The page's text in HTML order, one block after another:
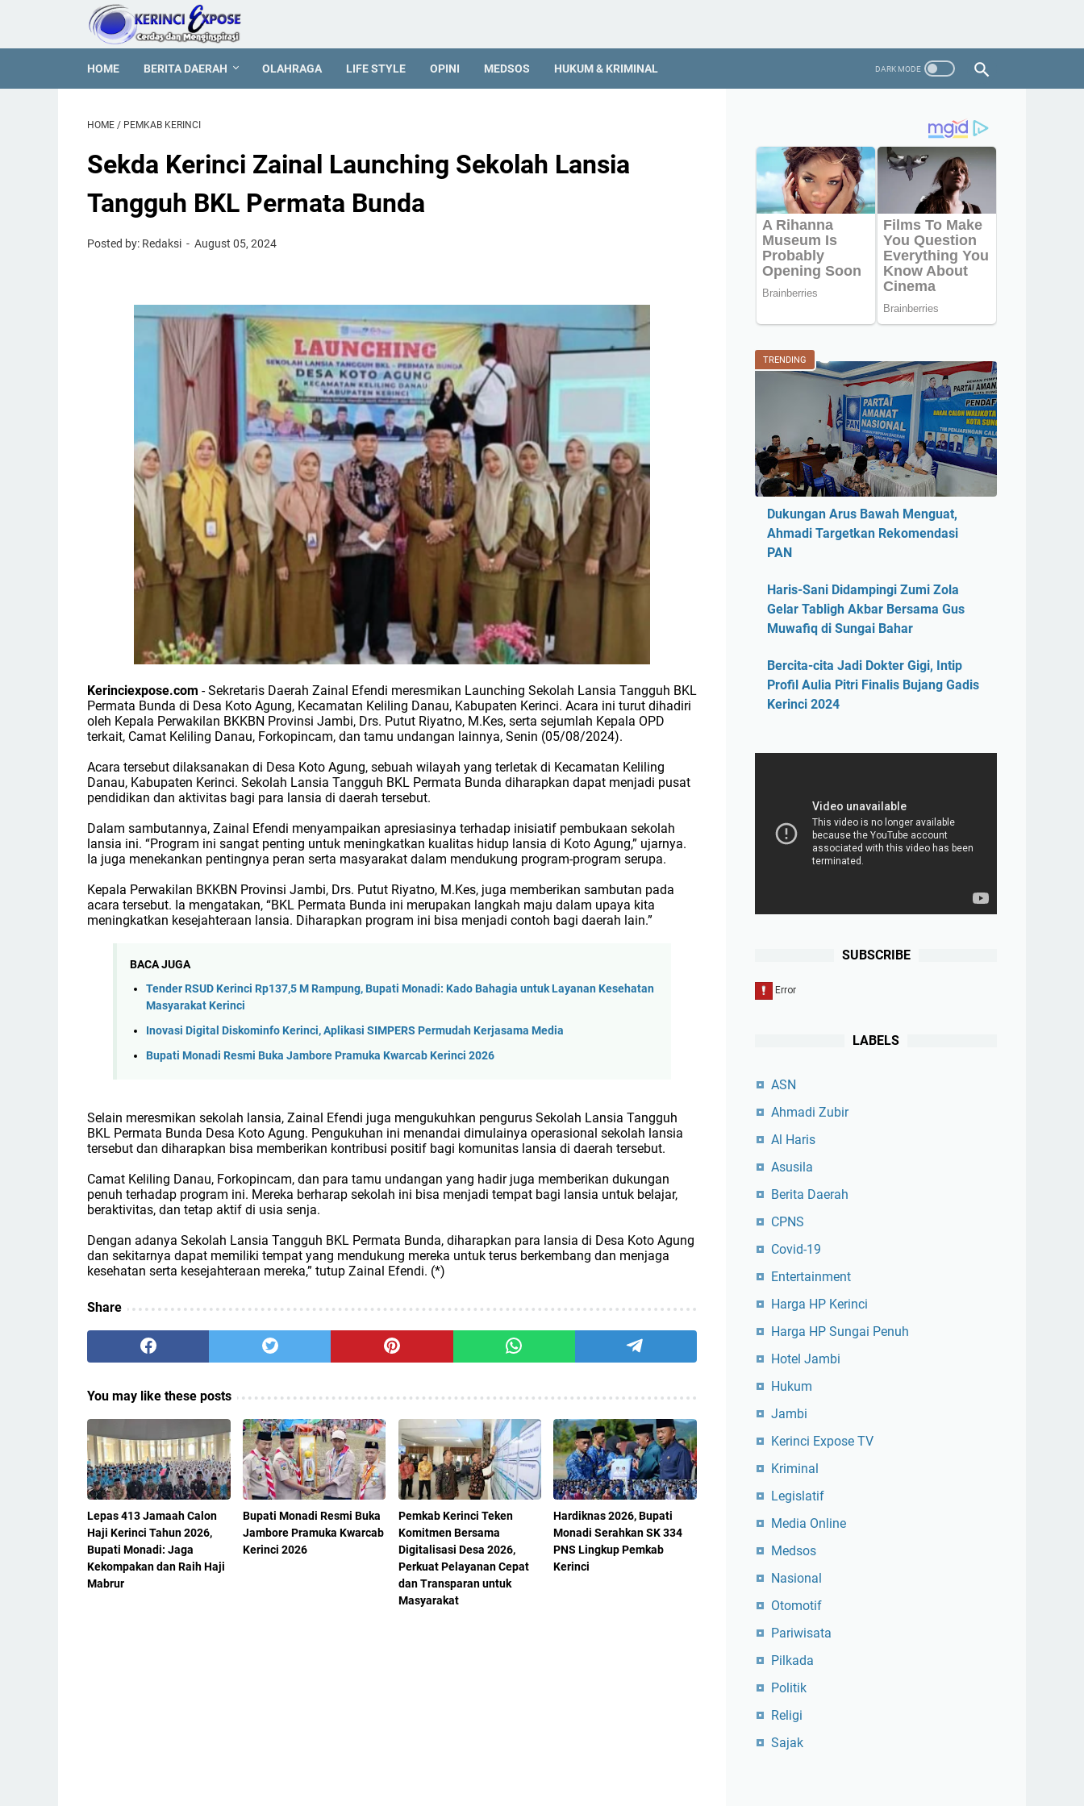
HOME BERITA DAERAH OLAHRAGA LIFE STYLE OPINI MEDSOS HUKUM & KRIMINAL
HOME / PEMKAB KERINCI
Sekda Kerinci Zainal Launching Sekolah Lansia
Tangguh BKL Permata Bunda
Posted by: Redaksi August 05, 2024
Kerinciexpose.com - Sekretaris Daerah Zainal Efendi meresmikan Launching Sekolah Lansia Tangguh BKL
Permata Bunda di Desa Koto Agung, Kecamatan Keliling Danau, Kabupaten Kerinci. Acara ini turut dihadiri
oleh Kepala Perwakilan BKKBN Provinsi Jambi, Drs. Putut Riyatno, M.Kes, serta sejumlah Kepala OPD
terkait, Camat Keliling Danau, Forkopincam, dan tamu undangan lainnya, Senin (05/08/2024).
Acara tersebut dilaksanakan di Desa Koto Agung, sebuah wilayah yang terletak di Kecamatan Keliling
Danau, Kabupaten Kerinci. Sekolah Lansia Tangguh BKL Permata Bunda diharapkan dapat menjadi pusat
pendidikan dan aktivitas bagi para lansia di daerah tersebut.
Dalam sambutannya, Zainal Efendi menyampaikan apresiasinya terhadap inisiatif pembukaan sekolah
lansia ini. “Program ini sangat penting untuk meningkatkan kualitas hidup lansia di Koto Agung,” ujarnya.
Ia juga menekankan pentingnya peran serta masyarakat dalam mendukung program-program serupa.
Kepala Perwakilan BKKBN Provinsi Jambi, Drs. Putut Riyatno, M.Kes, juga memberikan sambutan pada
acara tersebut. Ia mengatakan, “BKL Permata Bunda ini merupakan langkah maju dalam upaya kita
meningkatkan kesejahteraan lansia. Diharapkan program ini bisa menjadi contoh bagi daerah lain.”
BACA JUGA
Tender RSUD Kerinci Rp137,5 M Rampung, Bupati Monadi: Kado Bahagia untuk Layanan Kesehatan
Masyarakat Kerinci
Inovasi Digital Diskominfo Kerinci, Aplikasi SIMPERS Permudah Kerjasama Media
Bupati Monadi Resmi Buka Jambore Pramuka Kwarcab Kerinci 2026
Selain meresmikan sekolah lansia, Zainal Efendi juga mengukuhkan pengurus Sekolah Lansia Tangguh
BKL Permata Bunda Desa Koto Agung. Pengukuhan ini menandai dimulainya operasional sekolah lansia
tersebut dan diharapkan bisa memberikan kontribusi positif bagi komunitas lansia di daerah tersebut.
Camat Keliling Danau, Forkopincam, dan para tamu undangan yang hadir juga memberikan dukungan
penuh terhadap program ini. Mereka berharap sekolah ini bisa menjadi tempat bagi lansia untuk belajar,
beraktivitas, dan tetap aktif di usia senja.
Dengan adanya Sekolah Lansia Tangguh BKL Permata Bunda, diharapkan para lansia di Desa Koto Agung
dan sekitarnya dapat memiliki tempat yang mendukung mereka untuk terus berkembang dan menjaga
kesehatan serta kesejahteraan mereka,” tutup Zainal Efendi. (*)
Share
You may like these posts
Lepas 413 Jamaah Calon
Haji Kerinci Tahun 2026,
Bupati Monadi: Jaga
Kekompakan dan Raih Haji
Mabrur
Bupati Monadi Resmi Buka
Jambore Pramuka Kwarcab
Kerinci 2026
Pemkab Kerinci Teken
Komitmen Bersama
Digitalisasi Desa 2026,
Perkuat Pelayanan Cepat
dan Transparan untuk
Masyarakat
Hardiknas 2026, Bupati
Monadi Serahkan SK 334
PNS Lingkup Pemkab
Kerinci
TRENDING
Dukungan Arus Bawah Menguat,
Ahmadi Targetkan Rekomendasi
PAN
Haris-Sani Didampingi Zumi Zola
Gelar Tabligh Akbar Bersama Gus
Muwafiq di Sungai Bahar
Bercita-cita Jadi Dokter Gigi, Intip
Profil Aulia Pitri Finalis Bujang Gadis
Kerinci 2024
SUBSCRIBE
LABELS
ASN
Ahmadi Zubir
Al Haris
Asusila
Berita Daerah
CPNS
Covid-19
Entertainment
Harga HP Kerinci
Harga HP Sungai Penuh
Hotel Jambi
Hukum
Jambi
Kerinci Expose TV
Kriminal
Legislatif
Media Online
Medsos
Nasional
Otomotif
Pariwisata
Pilkada
Politik
Religi
Sajak